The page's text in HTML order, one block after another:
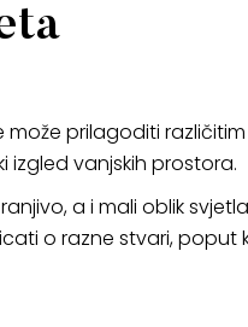
prilagoditi
vanjskih prostora.
a i mali oblik
o razne stvari, poput